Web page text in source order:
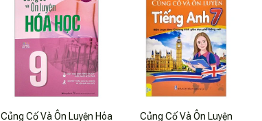
Củng Cố Và Ôn Luyện Hóa
Củng Cố Và Ôn Luyện